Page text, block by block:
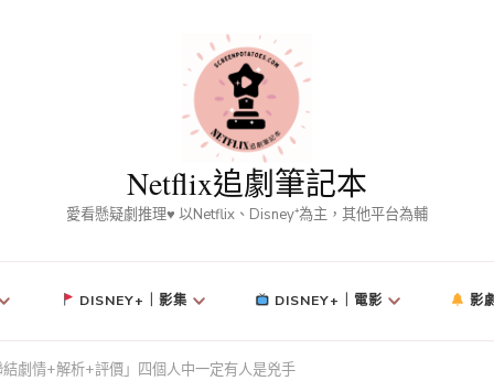
Netflix追劇筆記本
愛看懸疑劇推理♥ 以Netflix、Disney⁺為主，其他平台為輔
DISNEY+｜影集 DISNEY+｜電影 影
劇情+解析+評價」四個人中一定有人是兇手